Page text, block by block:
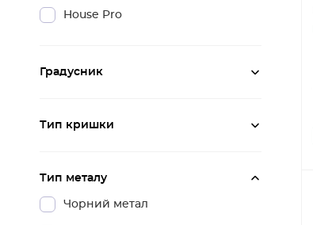
House Pro
Градусник
Тип кришки
Тип металу
Чорний метал